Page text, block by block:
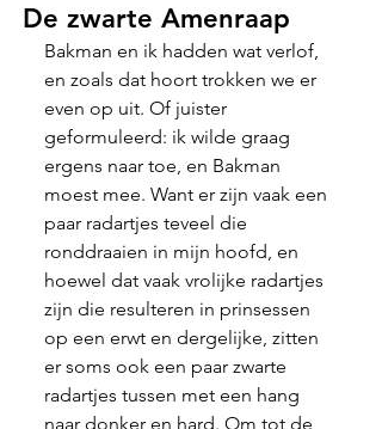
De zwarte Amenraap
Bakman en ik hadden wat verlof,
en zoals dat hoort trokken we er
even op uit. Of juister
geformuleerd: ik wilde graag
ergens naar toe, en Bakman
moest mee. Want er zijn vaak een
paar radartjes teveel die
ronddraaien in mijn hoofd, en
hoewel dat vaak vrolijke radartjes
zijn die resulteren in prinsessen
op een erwt en dergelijke, zitten
er soms ook een paar zwarte
radartjes tussen met een hang
naar donker en hard. Om tot de